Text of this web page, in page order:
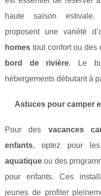
haute saison
proposent une variété
homes tout confort ou des
bord de rivière. Le
hébergements débutant à
Astuces pour camper
Pour des vacances
enfants, optez pour
aquatique ou des
pour enfants. Ces
jeunes de profiter